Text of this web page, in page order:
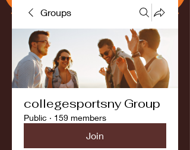
Groups
collegesportsny Group
Public · 159 members
Join